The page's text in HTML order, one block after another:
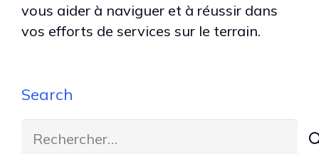
vous aider à naviguer et à réussir dans
vos efforts de services sur le terrain.
Search